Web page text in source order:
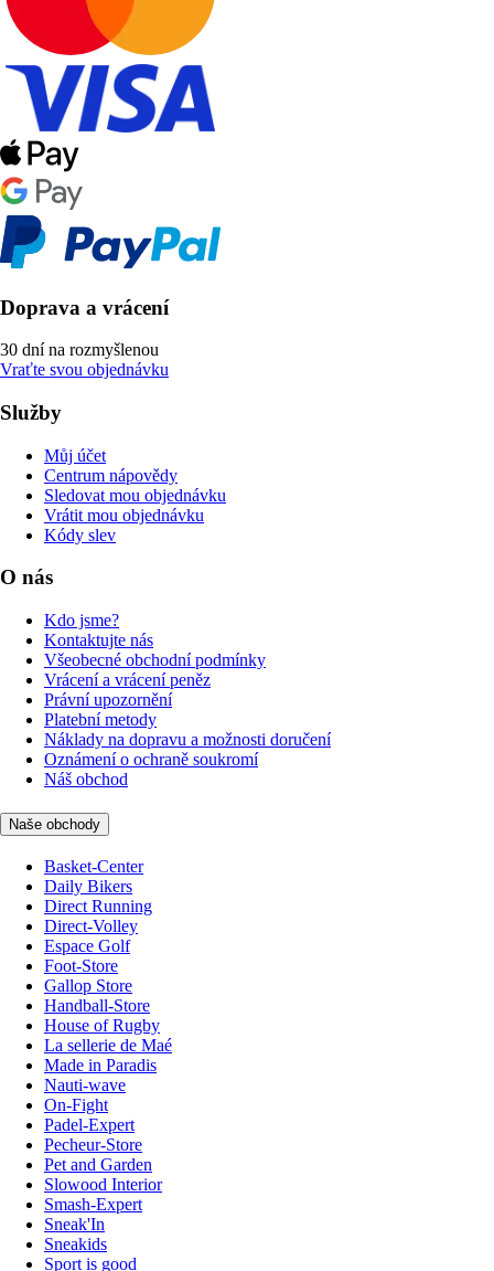
Doprava a vrácení
30 dní na rozmyšlenou
Vraťte svou objednávku
Služby
Můj účet
Centrum nápovědy
Sledovat mou objednávku
Vrátit mou objednávku
Kódy slev
O nás
Kdo jsme?
Kontaktujte nás
Všeobecné obchodní podmínky
Vrácení a vrácení peněz
Právní upozornění
Platební metody
Náklady na dopravu a možnosti doručení
Oznámení o ochraně soukromí
Náš obchod
Naše obchody
Basket-Center
Daily Bikers
Direct Running
Direct-Volley
Espace Golf
Foot-Store
Gallop Store
Handball-Store
House of Rugby
La sellerie de Maé
Made in Paradis
Nauti-wave
On-Fight
Padel-Expert
Pecheur-Store
Pet and Garden
Slowood Interior
Smash-Expert
Sneak'In
Sneakids
Sport is good